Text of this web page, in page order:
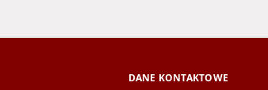
DANE KONTAKTOWE